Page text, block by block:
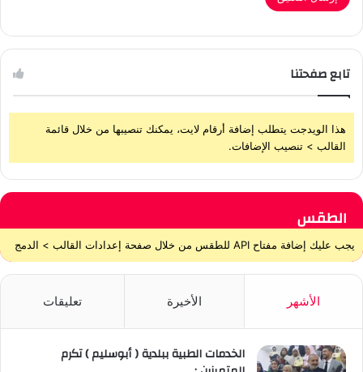
تابع صفحتنا
هذا الويدجت يتطلب إضافة أرقام لايت، يمكنك تنصيبها من خلال قائمة
القالب > تنصيب الإضافات.
الطقس
يجب عليك إضافة مفتاح API للطقس من خلال صفحة إعدادات القالب > الدمج
الأشهر الأخيرة تعليقات
الخدمات الطبية ببلدية ( أبوسليم ) تكرم